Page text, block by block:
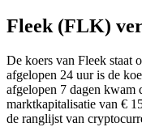
Fleek (FLK)
De koers van Fleek staat
afgelopen 24 uur is de
afgelopen 7 dagen kwam
marktkapitalisatie van €
de ranglijst van